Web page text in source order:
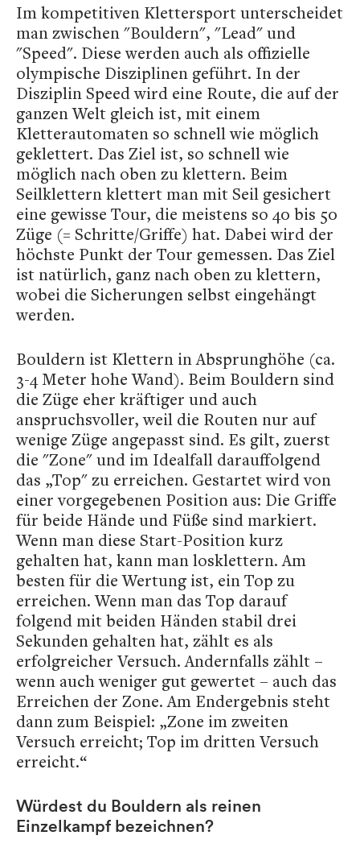
Im kompetitiven Klettersport unterscheidet
man zwischen "Bouldern", "Lead" und
"Speed". Diese werden auch als offizielle
olympische Disziplinen geführt. In der
Disziplin Speed wird eine Route, die auf der
ganzen Welt gleich ist, mit einem
Kletterautomaten so schnell wie möglich
geklettert. Das Ziel ist, so schnell wie
möglich nach oben zu klettern. Beim
Seilklettern klettert man mit Seil gesichert
eine gewisse Tour, die meistens so 40 bis 50
Züge (= Schritte/Griffe) hat. Dabei wird der
höchste Punkt der Tour gemessen. Das Ziel
ist natürlich, ganz nach oben zu klettern,
wobei die Sicherungen selbst eingehängt
werden.
Bouldern ist Klettern in Absprunghöhe (ca.
3-4 Meter hohe Wand). Beim Bouldern sind
die Züge eher kräftiger und auch
anspruchsvoller, weil die Routen nur auf
wenige Züge angepasst sind. Es gilt, zuerst
die "Zone" und im Idealfall darauffolgend
das „Top" zu erreichen. Gestartet wird von
einer vorgegebenen Position aus: Die Griffe
für beide Hände und Füße sind markiert.
Wenn man diese Start-Position kurz
gehalten hat, kann man losklettern. Am
besten für die Wertung ist, ein Top zu
erreichen. Wenn man das Top darauf
folgend mit beiden Händen stabil drei
Sekunden gehalten hat, zählt es als
erfolgreicher Versuch. Andernfalls zählt –
wenn auch weniger gut gewertet – auch das
Erreichen der Zone. Am Endergebnis steht
dann zum Beispiel: „Zone im zweiten
Versuch erreicht; Top im dritten Versuch
erreicht.“
Würdest du Bouldern als reinen
Einzelkampf bezeichnen?